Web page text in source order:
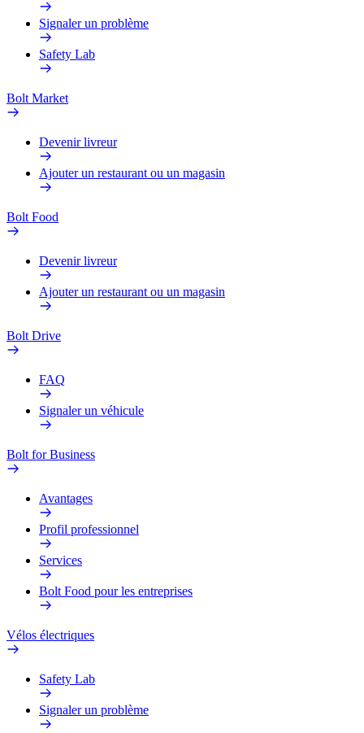
Signaler un problème
Safety Lab
Bolt Market
Devenir livreur
Ajouter un restaurant ou un magasin
Bolt Food
Devenir livreur
Ajouter un restaurant ou un magasin
Bolt Drive
FAQ
Signaler un véhicule
Bolt for Business
Avantages
Profil professionnel
Services
Bolt Food pour les entreprises
Vélos électriques
Safety Lab
Signaler un problème